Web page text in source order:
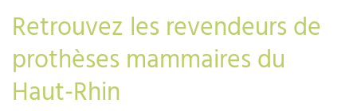
Retrouvez les revendeurs de
prothèses mammaires du
Haut-Rhin